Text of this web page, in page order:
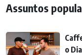
Assuntos
o